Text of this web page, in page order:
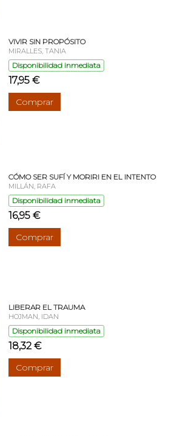
VIVIR SIN PROPÓSITO
MIRALLES, TANIA
Disponibilidad inmediata
17,95 €
Comprar
CÓMO SER SUFÍ Y MORIRI EN EL INTENTO
MILLÁN, RAFA
Disponibilidad inmediata
16,95 €
Comprar
LIBERAR EL TRAUMA
HOJMAN, IDAN
Disponibilidad inmediata
18,32 €
Comprar